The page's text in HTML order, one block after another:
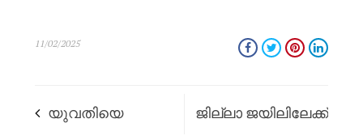
11/02/2025
യുവതിയെ ജില്ലാ ജയിലിലേക്ക്